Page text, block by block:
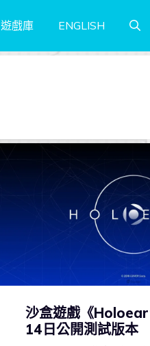
遊戲庫 ENGLISH
沙盒遊戲《
14日公開測試版本